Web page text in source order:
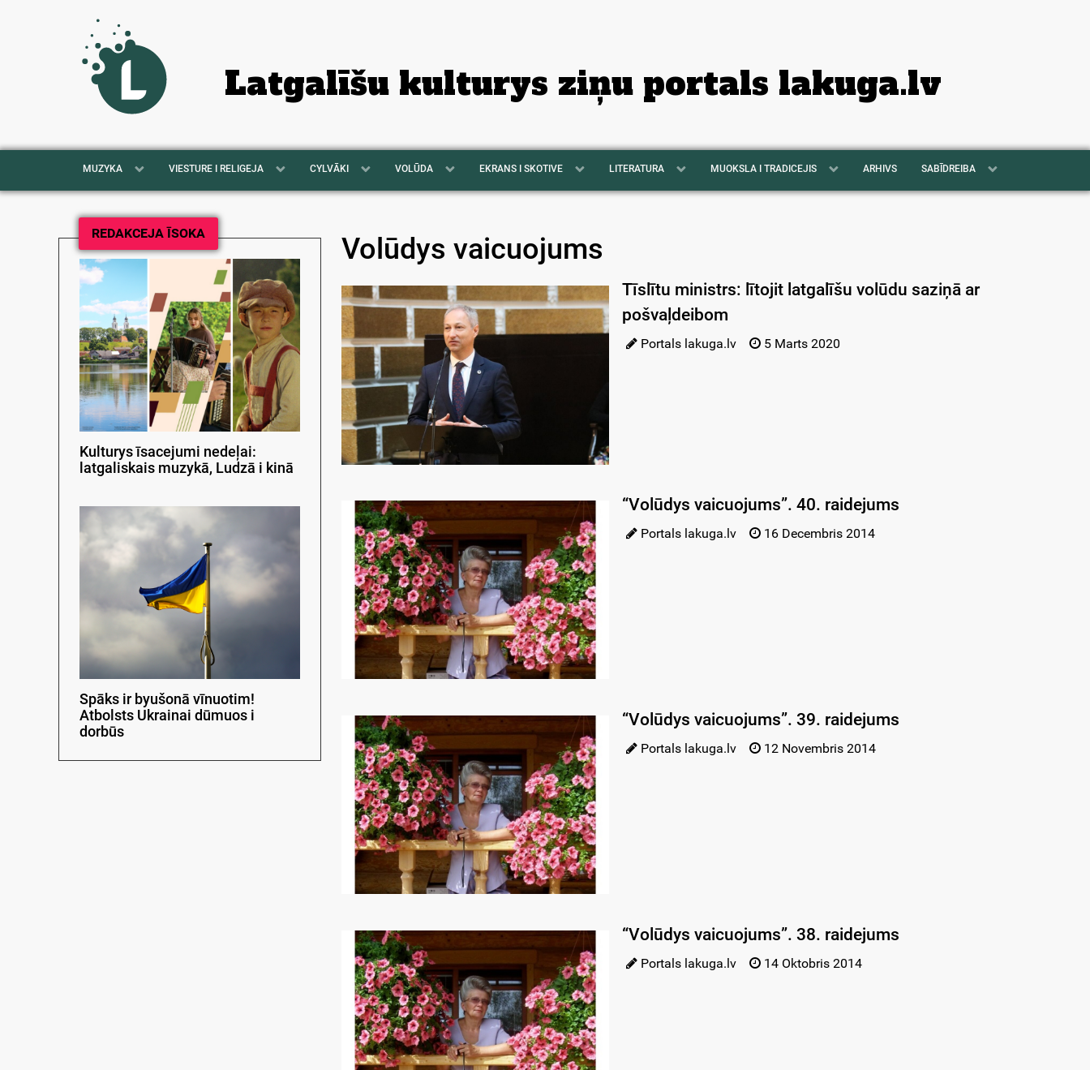
Latgalīšu kulturys ziņu portals lakuga.lv
MUZYKA VIESTURE I RELIGEJA CYLVĀKI VOLŪDA EKRANS I SKOTIVE LITERATURA MUOKSLA I TRADICEJIS ARHIVS SABĪDREIBA
REDAKCEJA ĪSOKA
Kulturys īsacejumi nedeļai:
latgaliskais muzykā, Ludzā i kinā
Spāks ir byušonā vīnuotim!
Atbolsts Ukrainai dūmuos i
dorbūs
Volūdys vaicuojums
Tīslītu ministrs: lītojit latgalīšu volūdu saziņā ar
pošvaļdeibom
Portals lakuga.lv 5 Marts 2020
“Volūdys vaicuojums”. 40. raidejums
Portals lakuga.lv 16 Decembris 2014
“Volūdys vaicuojums”. 39. raidejums
Portals lakuga.lv 12 Novembris 2014
“Volūdys vaicuojums”. 38. raidejums
Portals lakuga.lv 14 Oktobris 2014